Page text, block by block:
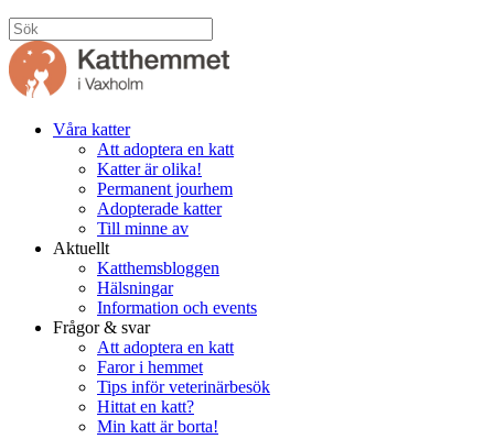
Våra katter
Att adoptera en katt
Katter är olika!
Permanent jourhem
Adopterade katter
Till minne av
Aktuellt
Katthemsbloggen
Hälsningar
Information och events
Frågor & svar
Att adoptera en katt
Faror i hemmet
Tips inför veterinärbesök
Hittat en katt?
Min katt är borta!